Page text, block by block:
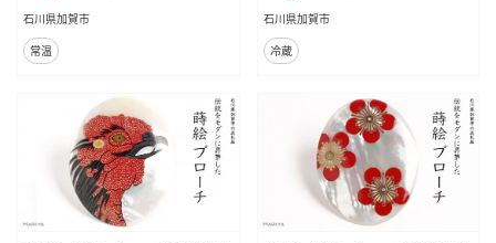
F6P-2032
石川県加賀市
常温
島地震復興支援 北陸新幹線 F6P-2
810
石川県加賀市
冷蔵